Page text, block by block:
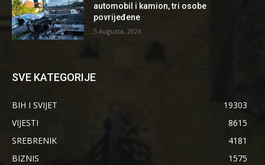
automobil i kamion, tri osobe
povrijeđene
5 Augusta, 2026
SVE KATEGORIJE
BIH I SVIJET
19303
VIJESTI
8615
SREBRENIK
4181
BIZNIS
1575